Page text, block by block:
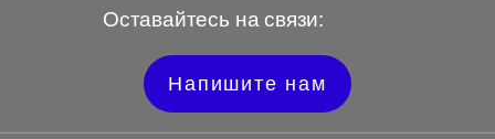
Оставайтесь на связи:
Напишите нам